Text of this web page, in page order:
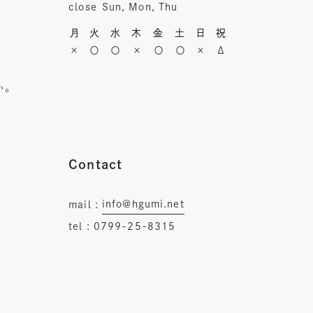
close Sun, Mon, Thu
月 火 水 木 金 土 日
祝
×
〇 〇 × 〇 〇 × Δ
Contact
mail : info@hgumi.net
tel : 0799-25-8315